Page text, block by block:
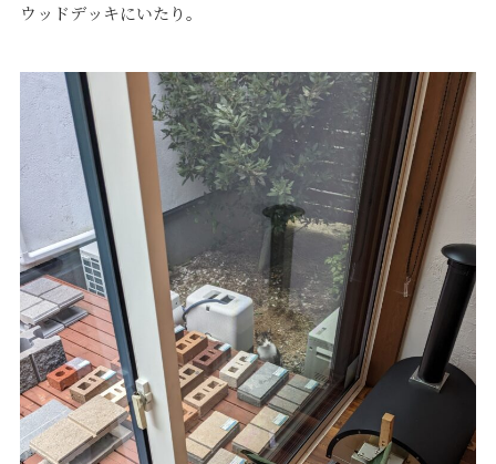
ウッドデッキにいたり。